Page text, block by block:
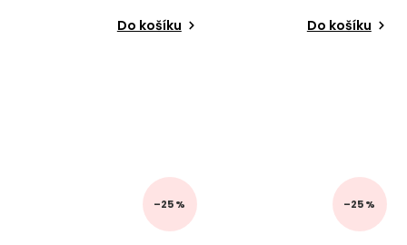
Do košíku Do košíku
–25 % –25 %